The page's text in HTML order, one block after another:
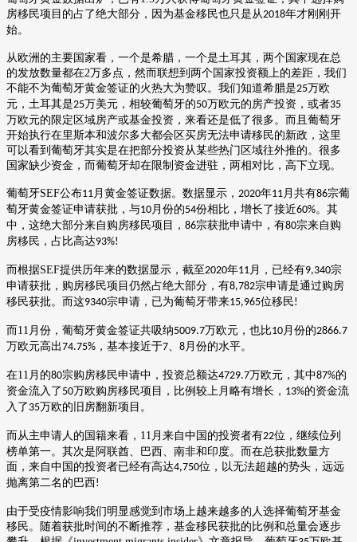
房移民项目的占了绝大部分，因为基金移民也只是从2018年才刚刚开
始。
从欧洲的主要国家看，一个是希腊，一个是土耳其，两个国家现在总
的发放数量都在2万多点，然而联想到两个国家投资额上的差距，我们
不能不为葡萄牙黄金签证的火热大为赞叹。我们知道希腊是25万欧
元，土耳其是25万美元，相较葡萄牙的50万欧元的房产投资，或者35
万欧元的限定区域房产或基金投资，来看还是低了很多。而且葡萄牙
开始执行在里斯本和波尔多大都会区买房无法申请移民的新政，这里
可以看到葡萄牙其实是在把部分投资从某些热门区域往外推的。很多
国家缺少资金，而葡萄牙却在限制资金进驻，两相对比，高下立现。
葡萄牙SEF公布11 月黄金签证数据。数据显示， 2020年11 月共有86宗葡
萄牙黄金签证申请获批，与10 月份的54份相比，增长了接近60%。其
中，这绝大部分来自购房移民项目， 86宗获批申请中，有80宗来自购
房移民，占比高达93%!
而根据SEF提供历年来的数据显示，截至2020年11 月，已经有9,340宗
申请获批，购房移民项目仍然占绝大部分，有8,782宗申请是通过购房
移民获批。而这9340宗申请，已为葡萄牙带来15,965位移民!
而 11 月份，葡萄牙黄金签证共吸纳5009.7万欧元，也比10 月份的2866.7
万欧元高出74.75% ，基本接近于7 8 月份的水平。
在11 月的80宗购房移民申请中，投资总额达4729.7万欧元，其中87%的
资金流入了 50万欧购房移民项目，比例较上月略有增长， 13%的资金流
入了 35万欧的旧房翻新项目。
而从主申请人的国籍来看， 11 月来自中国的投资者有22位，继续位列
榜单第一。其次是阿联酋、巴西、南非和印度。而在总获批数量方
面，来自中国的投资者已经有高达4,750位，以无法超越的势头，远远
抛离第二名的巴西!
由于受疫情影响我们明显感觉到市场上越来越多的人选择葡萄牙基金
移民。随着获批时间的不断推荐，基金移民获批的比例和总量会逐步